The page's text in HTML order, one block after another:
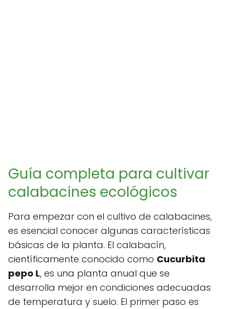
Guía completa para cultivar
calabacines ecológicos
Para empezar con el cultivo de calabacines,
es esencial conocer algunas características
básicas de la planta. El calabacín,
científicamente conocido como Cucurbita
pepo L, es una planta anual que se
desarrolla mejor en condiciones adecuadas
de temperatura y suelo. El primer paso es